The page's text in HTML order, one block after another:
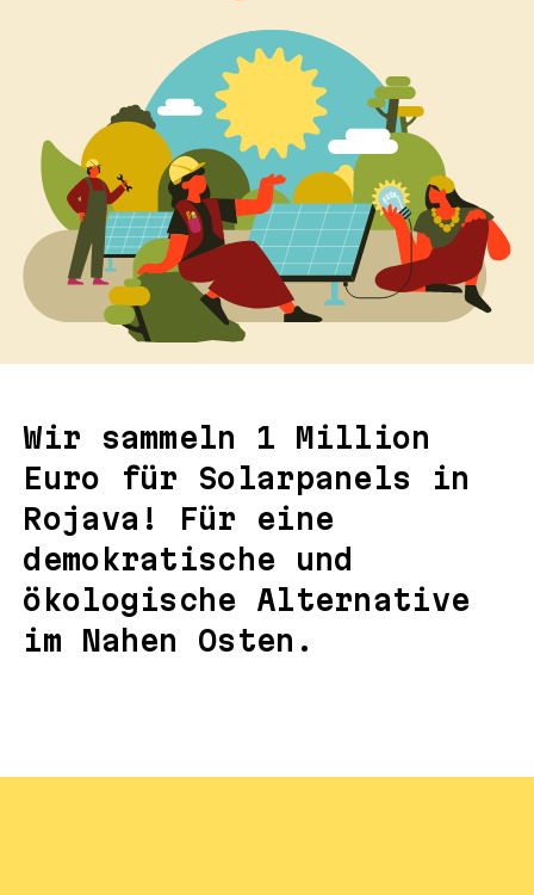
Wir sammeln 1 Million
Euro für Solarpanels in
Rojava! Für eine
demokratische und
ökologische Alternative
im Nahen Osten.